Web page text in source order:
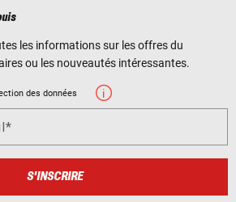
les informations sur les offres du
ou les nouveautés intéressantes.
des données
S'INSCRIRE